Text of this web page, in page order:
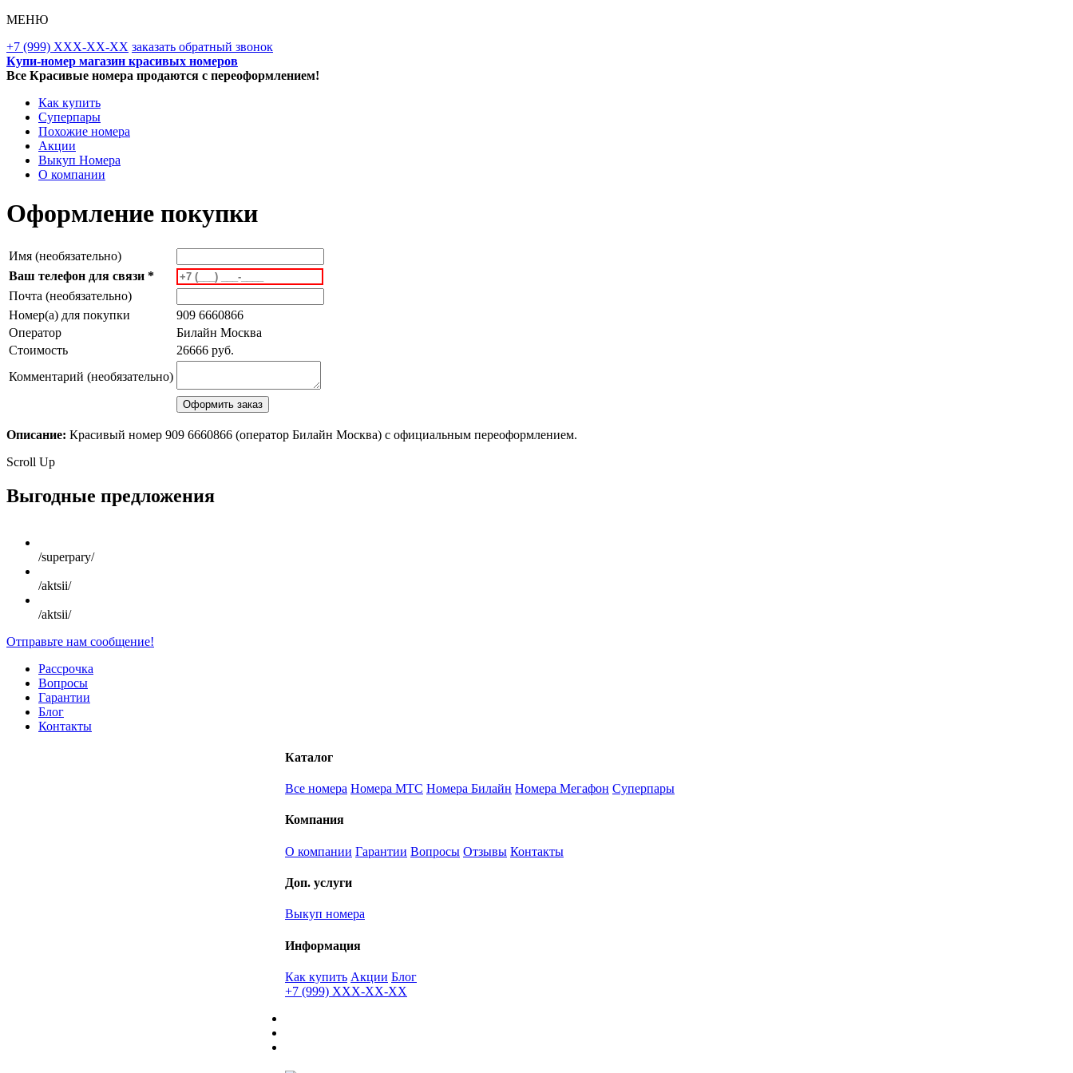
МЕНЮ
+7 (999) XXX-XX-XX заказать обратный звонок
Купи-номер магазин красивых номеров
Все Красивые номера продаются с переоформлением!
Как купить
Суперпары
Похожие номера
Акции
Выкуп Номера
О компании
Оформление покупки
Имя (необязательно)
Ваш телефон для связи *
Почта (необязательно)
Номер(а) для покупки
909 6660866
Оператор
Билайн Москва
Стоимость
26666 руб.
Комментарий (необязательно)
Описание: Красивый номер 909 6660866 (оператор Билайн Москва) с официальным переоформлением.
Scroll Up
Выгодные предложения
/superpary/
/aktsii/
/aktsii/
Отправьте нам сообщение!
Рассрочка
Вопросы
Гарантии
Блог
Контакты
Каталог
Все номера Номера МТС Номера Билайн Номера Мегафон Суперпары
Компания
О компании Гарантии Вопросы Отзывы Контакты
Доп. услуги
Выкуп номера
Информация
Как купить Акции Блог
+7 (999) XXX-XX-XX